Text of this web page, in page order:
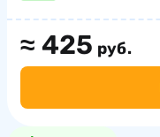
≈ 425 руб.